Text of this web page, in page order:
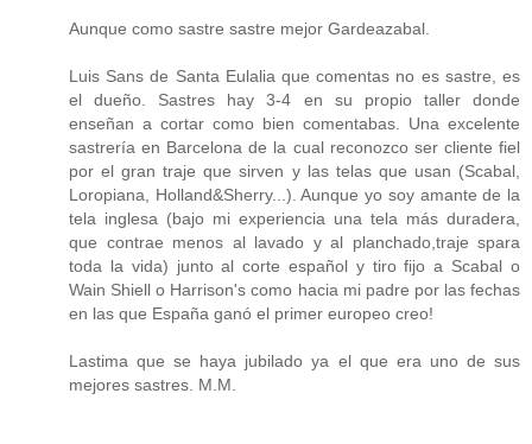
Aunque como sastre sastre mejor Gardeazabal.
Luis Sans de Santa Eulalia que comentas no es sastre, es
el dueño. Sastres hay 3-4 en su propio taller donde
enseñan a cortar como bien comentabas. Una excelente
sastrería en Barcelona de la cual reconozco ser cliente fiel
por el gran traje que sirven y las telas que usan (Scabal,
Loropiana, Holland&Sherry...). Aunque yo soy amante de la
tela inglesa (bajo mi experiencia una tela más duradera,
que contrae menos al lavado y al planchado,traje spara
toda la vida) junto al corte español y tiro fijo a Scabal o
Wain Shiell o Harrison's como hacia mi padre por las fechas
en las que España ganó el primer europeo creo!
Lastima que se haya jubilado ya el que era uno de sus
mejores sastres. M.M.